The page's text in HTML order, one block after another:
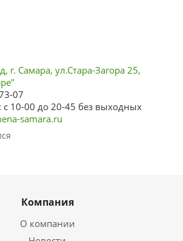
г. Самара, ул.Стара-Загора 25,
07
с 10-00 до 20-45 без выходных
samara.ru
Компания
О компании